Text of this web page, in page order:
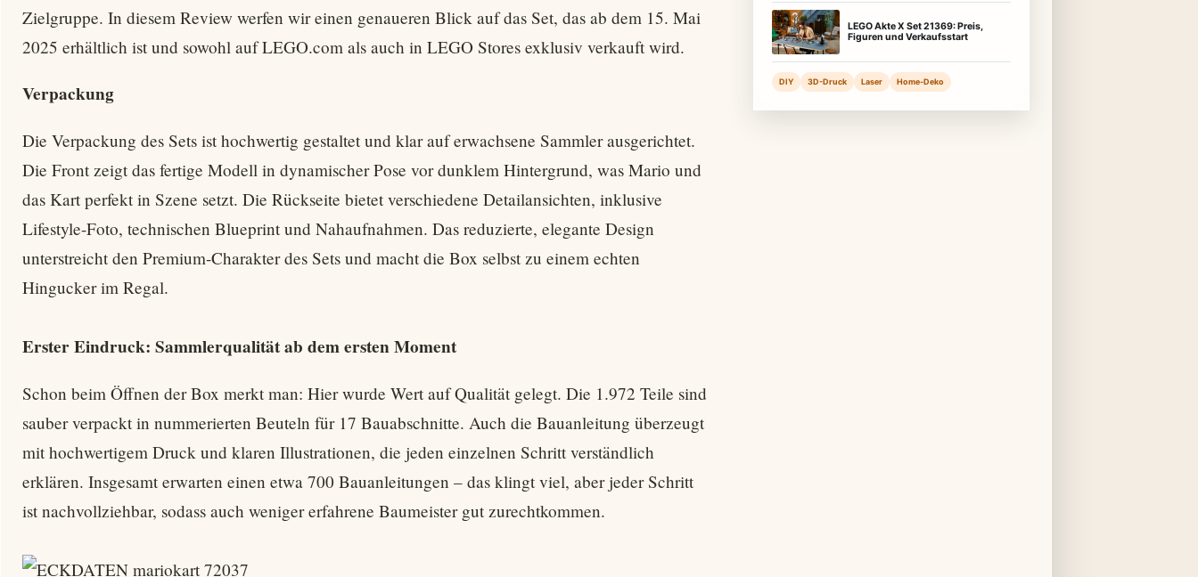
Zielgruppe. In diesem Review werfen wir einen genaueren Blick auf das Set, das ab dem 15. Mai
2025 erhältlich ist und sowohl auf LEGO.com als auch in LEGO Stores exklusiv verkauft wird.
Verpackung
Die Verpackung des Sets ist hochwertig gestaltet und klar auf erwachsene Sammler ausgerichtet.
Die Front zeigt das fertige Modell in dynamischer Pose vor dunklem Hintergrund, was Mario und
das Kart perfekt in Szene setzt. Die Rückseite bietet verschiedene Detailansichten, inklusive
Lifestyle-Foto, technischen Blueprint und Nahaufnahmen. Das reduzierte, elegante Design
unterstreicht den Premium-Charakter des Sets und macht die Box selbst zu einem echten
Hingucker im Regal.
Erster Eindruck: Sammlerqualität ab dem ersten Moment
Schon beim Öffnen der Box merkt man: Hier wurde Wert auf Qualität gelegt. Die 1.972 Teile sind
sauber verpackt in nummerierten Beuteln für 17 Bauabschnitte. Auch die Bauanleitung überzeugt
mit hochwertigem Druck und klaren Illustrationen, die jeden einzelnen Schritt verständlich
erklären. Insgesamt erwarten einen etwa 700 Bauanleitungen – das klingt viel, aber jeder Schritt
ist nachvollziehbar, sodass auch weniger erfahrene Baumeister gut zurechtkommen.
LEGO Akte X Set 21369: Preis,
Figuren und Verkaufsstart
DIY 3D-Druck Laser Home-Deko